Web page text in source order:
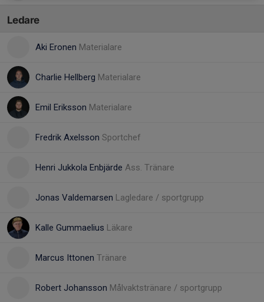
Ledare
Aki Eronen Materialare
Charlie Hellberg Materialare
Emil Eriksson Materialare
Fredrik Axelsson Sportchef
Henri Jukkola Enbjärde Ass. Tränare
Jonas Valdemarsen Lagledare / sportgrupp
Kalle Gummaelius Läkare
Marcus Ittonen Tränare
Robert Johansson Målvaktstränare / sportgrupp